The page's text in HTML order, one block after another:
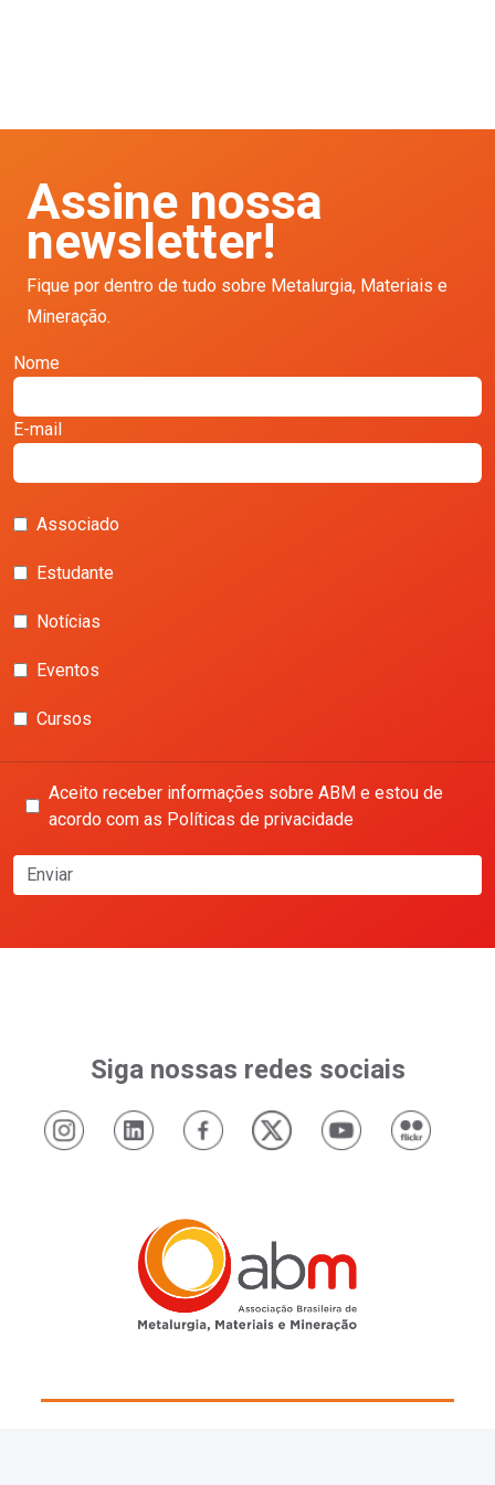
Assine nossa
newsletter!
Fique por dentro de tudo sobre Metalurgia, Materiais e
Mineração.
Nome
E-mail
Associado
Estudante
Notícias
Eventos
Cursos
Aceito receber informações sobre ABM e estou de
acordo com as Políticas de privacidade
Enviar
Siga nossas redes sociais